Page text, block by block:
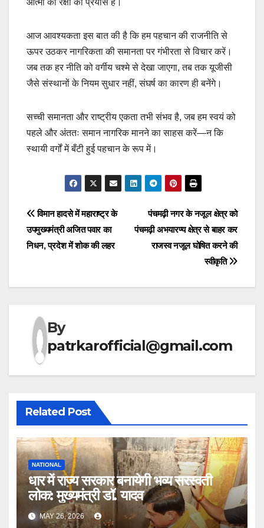
आत्मा की रक्षा का प्रयास है।
आज आवश्यकता इस बात की है कि हम पहचान की राजनीति से
ऊपर उठकर नागरिकता की समानता पर गंभीरता से विचार करें।
जब तक हर नीति को वर्गीय चश्मे से देखा जाएगा, तब तक यूजीसी
जैसे संस्थानों के नियम सुधार नहीं, संघर्ष का कारण ही बनेंगे।
सच्ची समानता और राष्ट्रीय एकता तभी संभव है, जब हम स्वयं को
पहले और अंततः समान नागरिक मानने का साहस करें—न कि
स्थायी वर्गों में बँटी हुई पहचान के रूप में।
Post
navigation
पंचमढ़ी नगर के नजूल क्षेत्र को
पंचमढ़ी अभयारण्य क्षेत्र से बाहर कर
राजस्व नजूल घोषित करने की
स्वीकृति
विमान हादसे में महाराष्ट्र के
उपमुख्यमंत्री अजित पवार का
निधन, प्रदेश में शोक की लहर
By
patrkarofficial@gmail.com
Related Post
NATIONAL
धार में राज्य सरकार बनायेगी भव्य सरस्वती
लोक: मुख्यमंत्री डॉ. यादव
MAY 26, 2026